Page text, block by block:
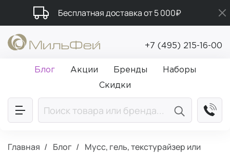
Бесплатная доставка от 5 000₽
Промокод ПРИВЕТ
Подарки в каждый заказ от 5 000₽
+7 (495) 215-16-00
Блог Акции Бренды
Наборы
Скидки
Главная Блог
Мусс, гель, текстурайзер или